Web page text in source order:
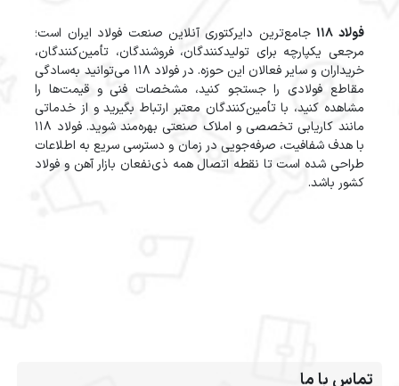
فولاد 118
جامع‌ترین دایرکتوری آنلاین صنعت فولاد ایران است؛
مرجعی یکپارچه برای تولیدکنندگان، فروشندگان، تأمین‌کنندگان،
خریداران و سایر فعالان این حوزه. در فولاد 118 می‌توانید به‌سادگی
مقاطع فولادی را جستجو کنید، مشخصات فنی و قیمت‌ها را
مشاهده کنید، با تأمین‌کنندگان معتبر ارتباط بگیرید و از خدماتی
مانند کاریابی تخصصی و املاک صنعتی بهره‌مند شوید. فولاد 118
با هدف شفافیت، صرفه‌جویی در زمان و دسترسی سریع به اطلاعات
طراحی شده است تا نقطه اتصال همه ذی‌نفعان بازار آهن و فولاد
کشور باشد.
تماس با ما